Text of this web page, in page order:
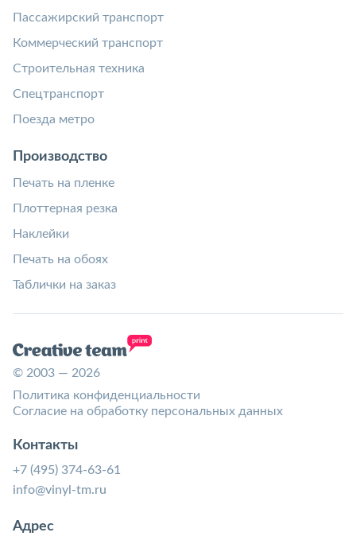
Пассажирский транспорт
Коммерческий транспорт
Строительная техника
Спецтранспорт
Поезда метро
Производство
Печать на пленке
Плоттерная резка
Наклейки
Печать на обоях
Таблички на заказ
© 2003 — 2026
Политика конфиденциальности
Согласие на обработку персональных данных
Контакты
+7 (495) 374-63-61
info@vinyl-tm.ru
Адрес